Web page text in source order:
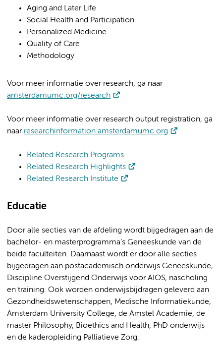
Aging and Later Life
Social Health and Participation
Personalized Medicine
Quality of Care
Methodology
Voor meer informatie over research, ga naar
amsterdamumc.org/research
Voor meer informatie over research output registration, ga
naar researchinformation.amsterdamumc.org
Related Research Programs
Related Research Highlights
Related Research Institute
Educatie
Door alle secties van de afdeling wordt bijgedragen aan de
bachelor- en masterprogramma’s Geneeskunde van de
beide faculteiten. Daarnaast wordt er door alle secties
bijgedragen aan postacademisch onderwijs Geneeskunde,
Discipline Overstijgend Onderwijs voor AIOS, nascholing
en training. Ook worden onderwijsbijdragen geleverd aan
Gezondheidswetenschappen, Medische Informatiekunde,
Amsterdam University College, de Amstel Academie, de
master Philosophy, Bioethics and Health, PhD onderwijs
en de kaderopleiding Palliatieve Zorg.